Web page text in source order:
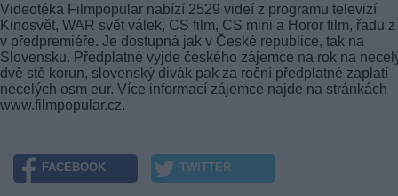
Videotéka Filmpopular nabízí 2529 videí z programu televizí
Kinosvět, WAR svět válek, CS film, CS mini a Horor film, řadu
v předpremiéře. Je dostupná jak v České republice, tak na
Slovensku. Předplatné vyjde českého zájemce na rok na
dvě stě korun, slovenský divák pak za roční předplatné zaplatí
necelých osm eur. Více informací zájemce najde na stránkách
www.filmpopular.cz.
FACEBOOK TWITTER